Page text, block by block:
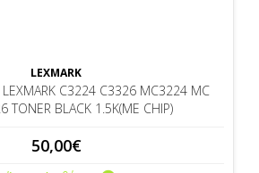
LEXMARK
C3224 C3326 MC3224 MC
TONER BLACK 1.5K(ΜΕ CHIP)
50,00€